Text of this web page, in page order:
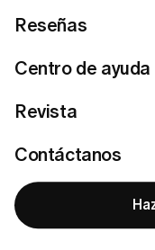
Reseñas
Centro de ayuda
Revista
Contáctanos
Sobre disputas
de la
La cancelación de
de LUMI. No habrá
Seguirás teniendo
hasta que termine